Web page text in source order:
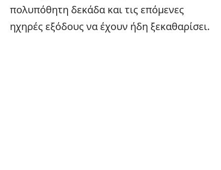
πολυπόθητη δεκάδα και τις επόμενες
ηχηρές εξόδους να έχουν ήδη ξεκαθαρίσει.